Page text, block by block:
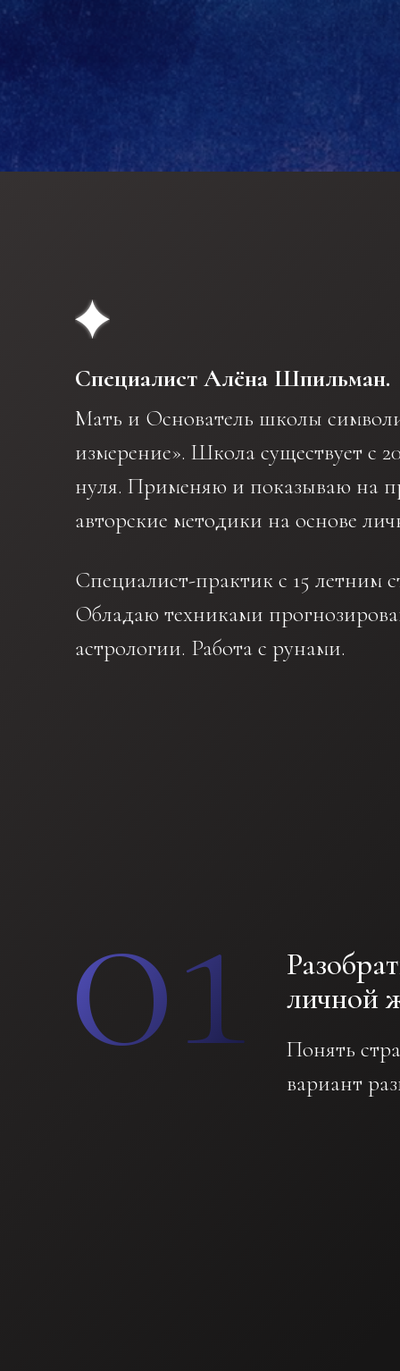
Понять
вариант
личной
01
Специалист-практик с 15 летним
Обладаю техниками
астрологии. Работа с рунами.
Мать и Основатель школы
измерение». Школа существует с
нуля. Применяю и показываю на
авторские методики на основе
Специалист Алёна Шпильман.